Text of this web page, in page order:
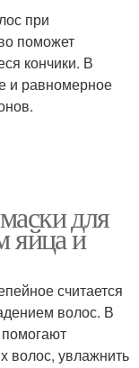
при
поможет
кончики. В
и равномерное
для
яйца и
считается
волос. В
волос, увлажнить